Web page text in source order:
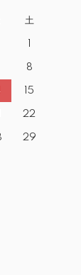
土
8
15
22
29